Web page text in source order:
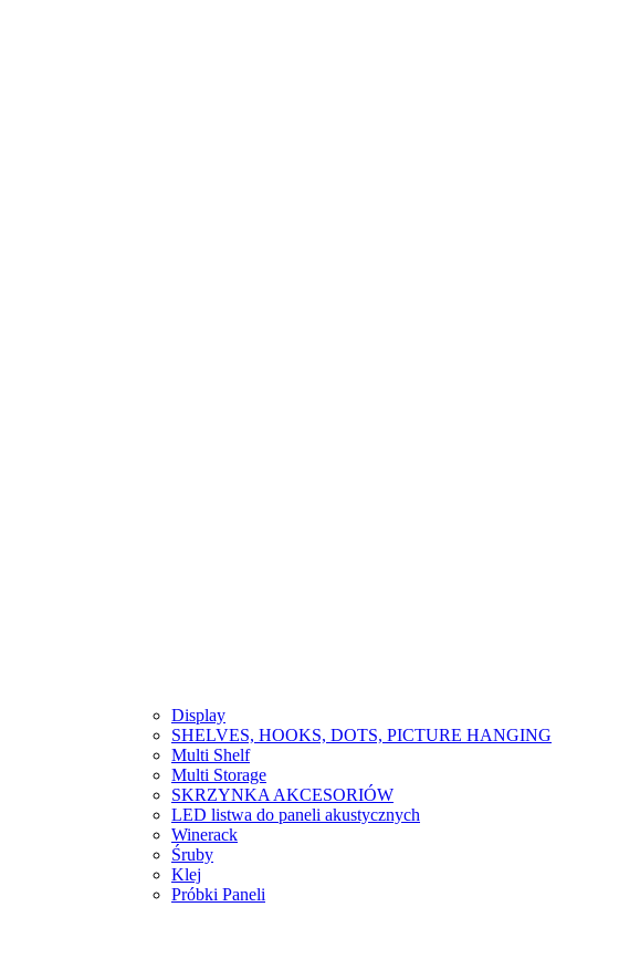
Display
SHELVES, HOOKS, DOTS, PICTURE HANGING
Multi Shelf
Multi Storage
SKRZYNKA AKCESORIÓW
LED listwa do paneli akustycznych
Winerack
Śruby
Klej
Próbki Paneli